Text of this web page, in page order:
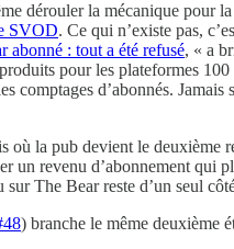
dérouler la mécanique pour
SVOD. Ce qui n’existe pas,
abonné : tout a été refusé, « a
pour les plateformes
comptages d’abonnés.
la pub devient le
un revenu d’abonnement
The Bear reste d’un seul
) branche le même deuxième